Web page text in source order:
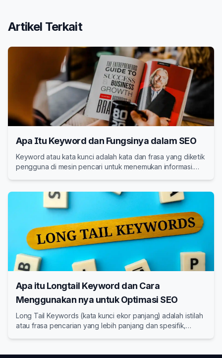
Artikel Terkait
Apa Itu Keyword dan Fungsinya dalam SEO
Keyword atau kata kunci adalah kata dan frasa yang diketik
pengguna di mesin pencari untuk menemukan informasi.
Apa itu Longtail Keyword dan Cara
Menggunakan nya untuk Optimasi SEO
Long Tail Keywords (kata kunci ekor panjang) adalah istilah
atau frasa pencarian yang lebih panjang dan spesifik,